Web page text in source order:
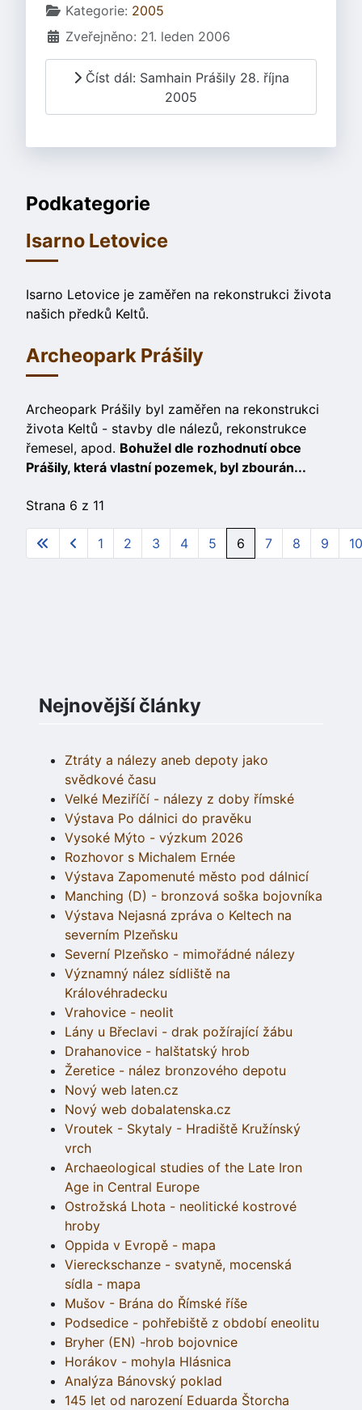
Základní údaje
Kategorie: 2005
Zveřejněno: 21. leden 2006
Číst dál: Samhain Prášily 28. října
2005
Podkategorie
Isarno Letovice
Isarno Letovice je zaměřen na rekonstrukci života
našich předků Keltů.
Archeopark Prášily
Archeopark Prášily byl zaměřen na rekonstrukci
života Keltů - stavby dle nálezů, rekonstrukce
řemesel, apod. Bohužel dle rozhodnutí obce
Prášily, která vlastní pozemek, byl zbourán...
Strana 6 z 11
1 2 3 4 5 6 7 8 9 10
Nejnovější články
Ztráty a nálezy aneb depoty jako
svědkové času
Velké Meziříčí - nálezy z doby římské
Výstava Po dálnici do pravěku
Vysoké Mýto - výzkum 2026
Rozhovor s Michalem Ernée
Výstava Zapomenuté město pod dálnicí
Manching (D) - bronzová soška bojovníka
Výstava Nejasná zpráva o Keltech na
severním Plzeňsku
Severní Plzeňsko - mimořádné nálezy
Významný nález sídliště na
Královéhradecku
Vrahovice - neolit
Lány u Břeclavi - drak požírající žábu
Drahanovice - halštatský hrob
Žeretice - nález bronzového depotu
Nový web laten.cz
Nový web dobalatenska.cz
Vroutek - Skytaly - Hradiště Kružínský
vrch
Archaeological studies of the Late Iron
Age in Central Europe
Ostrožská Lhota - neolitické kostrové
hroby
Oppida v Evropě - mapa
Viereckschanze - svatyně, mocenská
sídla - mapa
Mušov - Brána do Římské říše
Podsedice - pohřebiště z období eneolitu
Bryher (EN) -hrob bojovnice
Horákov - mohyla Hlásnica
Analýza Bánovský poklad
145 let od narození Eduarda Štorcha